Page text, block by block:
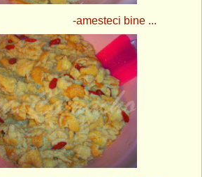
bine ...